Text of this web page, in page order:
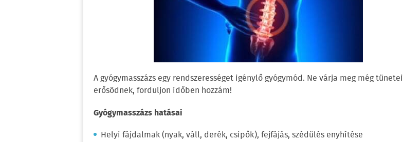
A gyógymasszázs egy rendszerességet igénylő gyógymód. Ne várja meg még tünetei
erősödnek, forduljon időben hozzám!
Gyógymasszázs hatásai
Helyi fájdalmak (nyak, váll, derék, csipők), fejfájás, szédülés enyhítése